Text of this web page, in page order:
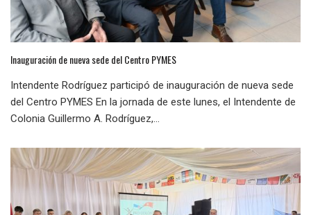
Inauguración de nueva sede del Centro PYMES
Intendente Rodríguez participó de inauguración de nueva sede
del Centro PYMES En la jornada de este lunes, el Intendente de
Colonia Guillermo A. Rodríguez,...